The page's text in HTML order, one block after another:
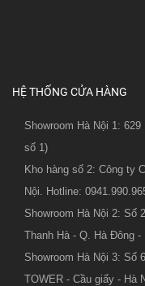
HỆ THỐNG CỬA HÀNG
Showroom Hà Nội 1:
số 1)
Kho hàng số 2: Công ty
Nội. Hotline:
Showroom Hà Nội 2: Số
Thanh Hà - Q. Hà Đông -
Showroom Hà Nội 3: Số
TOWER - Cầu giấy - Hà